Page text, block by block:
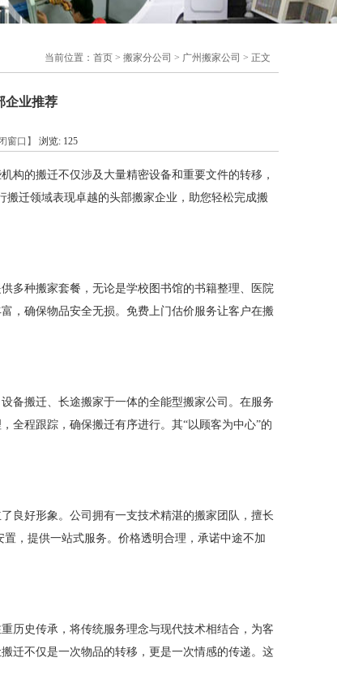
当前位置： 首页 > 搬家分公司 > 广州搬家公司 > 正文
企业推荐
窗口】 浏览: 125
构的搬迁不仅涉及大量精密设备和重要文件的转移，
迁领域表现卓越的头部搬家企业，助您轻松完成搬
多种搬家套餐，无论是学校图书馆的书籍整理、医院
，确保物品安全无损。免费上门估价服务让客户在搬
备搬迁、长途搬家于一体的全能型搬家公司。在服务
全程跟踪，确保搬迁有序进行。其“以顾客为中心”的
良好形象。公司拥有一支技术精湛的搬家团队，擅长
，提供一站式服务。价格透明合理，承诺中途不加
历史传承，将传统服务理念与现代技术相结合，为客
迁不仅是一次物品的转移，更是一次情感的传递。这